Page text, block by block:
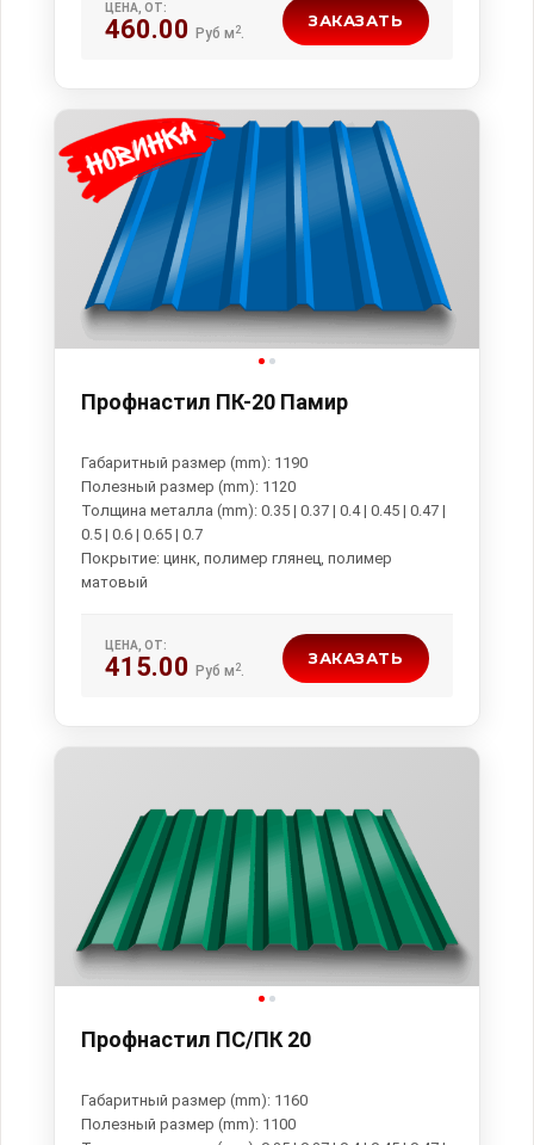
ЦЕНА, ОТ:
460.00 Руб м 2.
ЗАКАЗАТЬ
Профнастил ПК-20 Памир
Габаритный размер (mm): 1190
Полезный размер (mm): 1120
Толщина металла (mm): 0.35 | 0.37 | 0.4 | 0.45 | 0.47 |
0.5 | 0.6 | 0.65 | 0.7
Покрытие: цинк, полимер глянец, полимер
ЦЕНА, ОТ:
415.00 Руб м 2.
ЗАКАЗАТЬ
Профнастил ПС/ПК 20
Габаритный размер (mm): 1160
Полезный размер (mm): 1100